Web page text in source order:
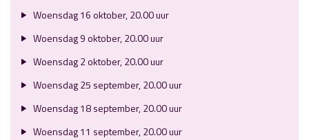
Woensdag 16 oktober, 20.00 uur
Woensdag 9 oktober, 20.00 uur
Woensdag 2 oktober, 20.00 uur
Woensdag 25 september, 20.00 uur
Woensdag 18 september, 20.00 uur
Woensdag 11 september, 20.00 uur